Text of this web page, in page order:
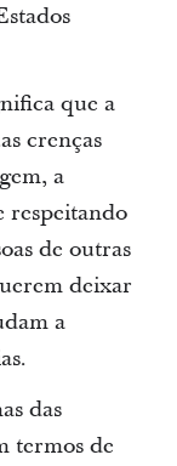
que a
crenças
a
respeitando
de outras
deixar
a
das
termos de